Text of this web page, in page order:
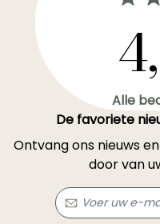
Alle
De favoriete
Ontvang ons nieuws
door van